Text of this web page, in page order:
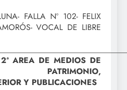
FALLA Nº 102- FELIX
VOCAL DE LIBRE
AREA DE MEDIOS DE
PATRIMONIO,
Y PUBLICACIONES